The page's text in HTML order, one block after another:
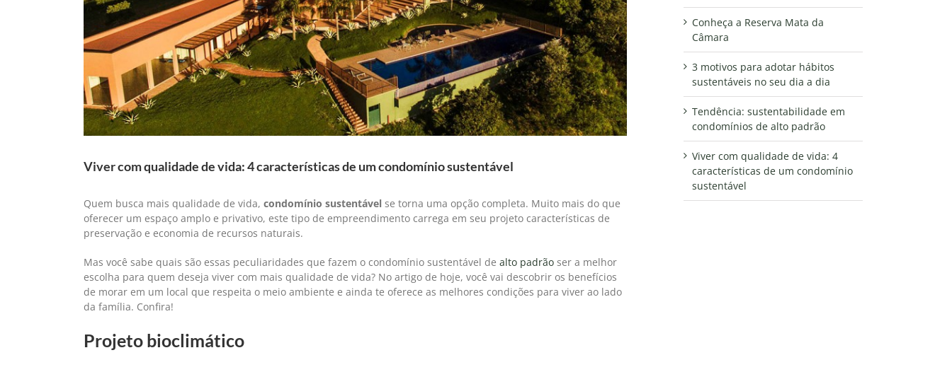
Viver com qualidade de vida: 4 características de um condomínio sustentável
Quem busca mais qualidade de vida, condomínio sustentávelse torna uma opção completa. Muito mais do que
oferecer um espaço amplo e privativo, este tipo de empreendimento carrega em seu projeto características de
preservação e economia de recursos naturais.
Mas você sabe quais são essas peculiaridades que fazem o condomínio sustentável de alto padrãoser a melhor
escolha para quem deseja viver com mais qualidade de vida? No artigo de hoje, você vai descobrir os benefícios
de morar em um local que respeita o meio ambiente e ainda te oferece as melhores condições para viver ao lado
da família. Confira!
Projeto bioclimático
Conheça a Reserva Mata da
Câmara
3 motivos para adotar hábitos
sustentáveis no seu dia a dia
Tendência: sustentabilidade em
condomínios de alto padrão
Viver com qualidade de vida: 4
características de um condomínio
sustentável